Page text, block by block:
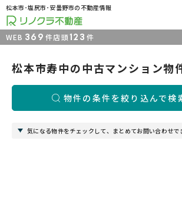
松本市･塩尻市･安曇野市の不動産情報
WEB 369 件店頭123 件
松本市寿中の中古マンション物
物件の条件を絞り込んで検
気になる物件をチェックして、まとめてお問い合わせで